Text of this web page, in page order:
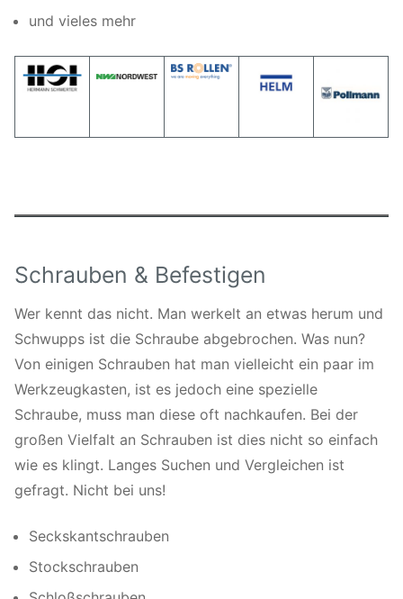
und vieles mehr
Schrauben & Befestigen
Wer kennt das nicht. Man werkelt an etwas herum und
Schwupps ist die Schraube abgebrochen. Was nun?
Von einigen Schrauben hat man vielleicht ein paar im
Werkzeugkasten, ist es jedoch eine spezielle
Schraube, muss man diese oft nachkaufen. Bei der
großen Vielfalt an Schrauben ist dies nicht so einfach
wie es klingt. Langes Suchen und Vergleichen ist
gefragt. Nicht bei uns!
Seckskantschrauben
Stockschrauben